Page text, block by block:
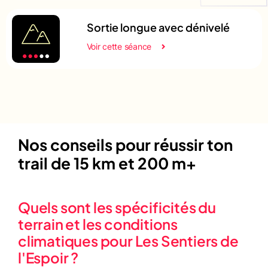
Sortie longue avec dénivelé
Voir cette séance
Nos conseils pour réussir ton
trail de 15 km et 200 m+
Quels sont les spécificités du
terrain et les conditions
climatiques pour Les Sentiers de
l'Espoir ?